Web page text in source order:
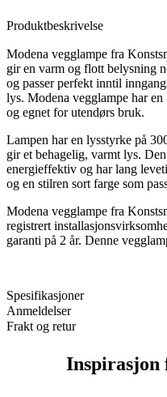
Produktbeskrivelse
Modena vegglampe fra
gir en varm og flott belysning
og passer perfekt inntil
lys. Modena vegglampe har
og egnet for utendørs bruk.
Lampen har en lysstyrke på
gir et behagelig, varmt lys.
energieffektiv og har lang
og en stilren sort farge som
Modena vegglampe fra
registrert
garanti på 2 år. Denne
Spesifikasjoner
Anmeldelser
Frakt og retur
Inspirasjon